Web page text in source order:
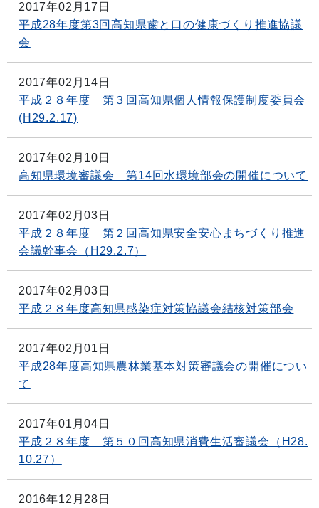
2017年02月17日
平成28年度第3回高知県歯と口の健康づくり推進協議
会
2017年02月14日
平成２８年度 第３回高知県個人情報保護制度委員会
(H29.2.17)
2017年02月10日
高知県環境審議会 第14回水環境部会の開催について
2017年02月03日
平成２８年度 第２回高知県安全安心まちづくり推進
会議幹事会（H29.2.7）
2017年02月03日
平成２８年度高知県感染症対策協議会結核対策部会
2017年02月01日
平成28年度高知県農林業基本対策審議会の開催につい
て
2017年01月04日
平成２８年度 第５０回高知県消費生活審議会（H28.
10.27）
2016年12月28日